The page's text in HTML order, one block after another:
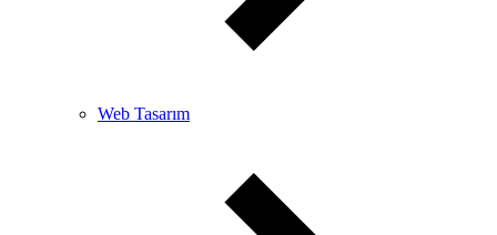
Web Tasarım